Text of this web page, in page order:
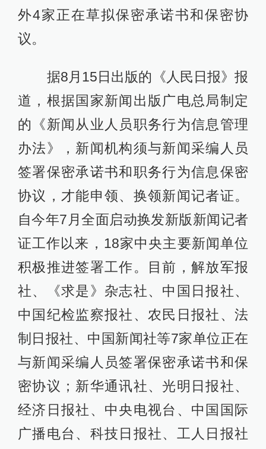
外4家正在草拟保密承诺书和保密协
议。
据8月15日出版的《人民日报》报
道，根据国家新闻出版广电总局制定
的《新闻从业人员职务行为信息管理
办法》，新闻机构须与新闻采编人员
签署保密承诺书和职务行为信息保密
协议，才能申领、换领新闻记者证。
自今年7月全面启动换发新版新闻记者
证工作以来，18家中央主要新闻单位
积极推进签署工作。目前，解放军报
社、《求是》杂志社、中国日报社、
中国纪检监察报社、农民日报社、法
制日报社、中国新闻社等7家单位正在
与新闻采编人员签署保密承诺书和保
密协议；新华通讯社、光明日报社、
经济日报社、中央电视台、中国国际
广播电台、科技日报社、工人日报社